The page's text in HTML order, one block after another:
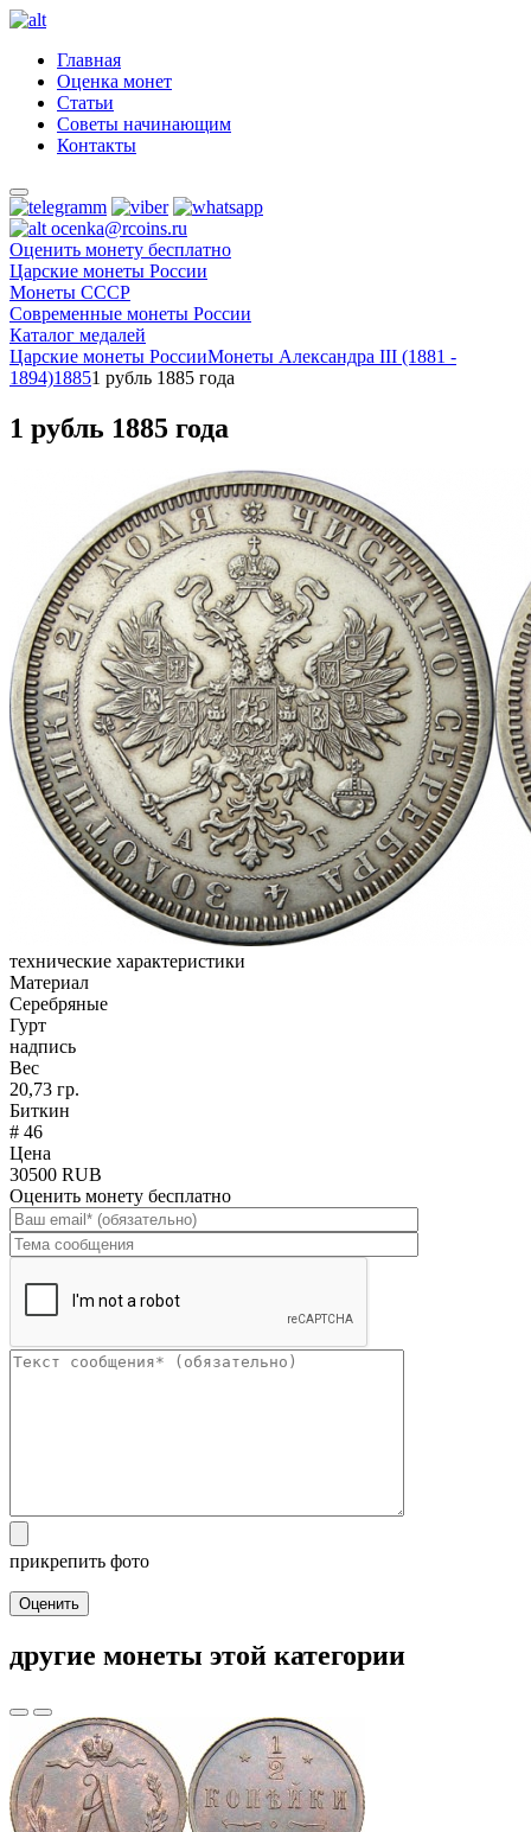
Главная
Оценка монет
Статьи
Советы начинающим
Контакты
ocenka@rcoins.ru
Оценить монету бесплатно
Царские монеты России
Монеты СССР
Современные монеты России
Каталог медалей
Царские монеты РоссииМонеты Александра III (1881 -
1894)18851 рубль 1885 года
1 рубль 1885 года
технические характеристики
Материал
Серебряные
Гурт
надпись
Вес
20,73 гр.
Биткин
# 46
Цена
30500 RUB
Оценить монету бесплатно
прикрепить фото
Оценить
другие монеты этой категории